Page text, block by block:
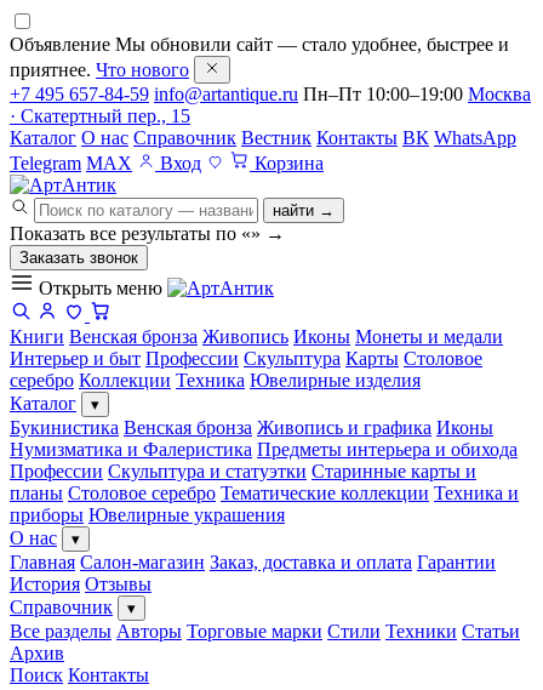
Объявление Мы обновили сайт — стало удобнее, быстрее и
приятнее. Что нового
+7 495 657-84-59 info@artantique.ru Пн–Пт 10:00–19:00 Москва
· Скатертный пер., 15
Каталог О нас Справочник Вестник Контакты ВК WhatsApp
Telegram MAX Вход Корзина
найти →
Показать все результаты по «» →
Заказать звонок
Открыть меню
Книги Венская бронза Живопись Иконы Монеты и медали
Интерьер и быт Профессии Скульптура Карты Столовое
серебро Коллекции Техника Ювелирные изделия
Каталог
▾
Букинистика Венская бронза Живопись и графика Иконы
Нумизматика и Фалеристика Предметы интерьера и обихода
Профессии Скульптура и статуэтки Старинные карты и
планы Столовое серебро Тематические коллекции Техника и
приборы Ювелирные украшения
О нас
▾
Главная Салон-магазин Заказ, доставка и оплата Гарантии
История Отзывы
Справочник
▾
Все разделы Авторы Торговые марки Стили Техники Статьи
Архив
Поиск Контакты